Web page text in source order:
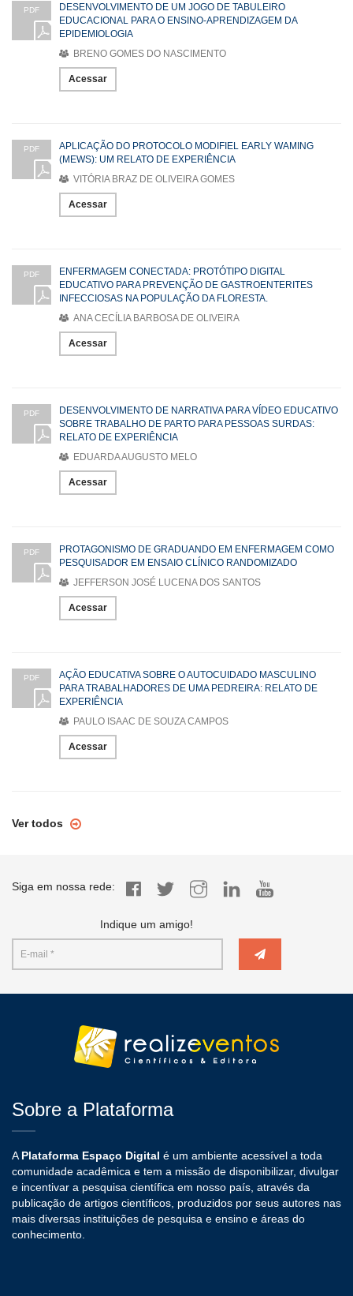
PDF
DESENVOLVIMENTO DE UM JOGO DE TABULEIRO
EDUCACIONAL PARA O ENSINO-APRENDIZAGEM DA
EPIDEMIOLOGIA
BRENO GOMES DO NASCIMENTO
Acessar
PDF
APLICAÇÃO DO PROTOCOLO MODIFIEL EARLY WAMING
(MEWS): UM RELATO DE EXPERIÊNCIA
VITÓRIA BRAZ DE OLIVEIRA GOMES
Acessar
PDF
ENFERMAGEM CONECTADA: PROTÓTIPO DIGITAL
EDUCATIVO PARA PREVENÇÃO DE GASTROENTERITES
INFECCIOSAS NA POPULAÇÃO DA FLORESTA.
ANA CECÍLIA BARBOSA DE OLIVEIRA
Acessar
PDF
DESENVOLVIMENTO DE NARRATIVA PARA VÍDEO EDUCATIVO
SOBRE TRABALHO DE PARTO PARA PESSOAS SURDAS:
RELATO DE EXPERIÊNCIA
EDUARDA AUGUSTO MELO
Acessar
PDF
PROTAGONISMO DE GRADUANDO EM ENFERMAGEM COMO
PESQUISADOR EM ENSAIO CLÍNICO RANDOMIZADO
JEFFERSON JOSÉ LUCENA DOS SANTOS
Acessar
PDF
AÇÃO EDUCATIVA SOBRE O AUTOCUIDADO MASCULINO
PARA TRABALHADORES DE UMA PEDREIRA: RELATO DE
EXPERIÊNCIA
PAULO ISAAC DE SOUZA CAMPOS
Acessar
Ver todos
Siga em nossa rede:
Indique um amigo!
Sobre a Plataforma
A Plataforma Espaço Digital é um ambiente acessível a toda
comunidade acadêmica e tem a missão de disponibilizar, divulgar
e incentivar a pesquisa científica em nosso país, através da
publicação de artigos científicos, produzidos por seus autores nas
mais diversas instituições de pesquisa e ensino e áreas do
conhecimento.